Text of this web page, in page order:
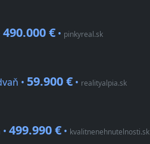
490.000 € • pinkyreal.sk
• 59.900 € • realityalpia.sk
499.990 € • kvalitnenehnutelnosti.sk